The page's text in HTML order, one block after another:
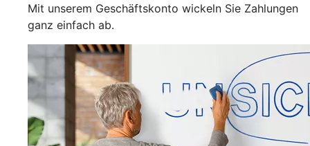
Mit unserem Geschäftskonto wickeln Sie Zahlungen
ganz einfach ab.